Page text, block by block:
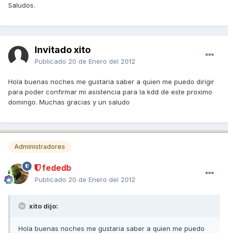
Saludos.
Invitado xito
Publicado 20 de Enero del 2012
Hola buenas noches me gustaria saber a quien me puedo dirigir
para poder confirmar mi asistencia para la kdd de este proximo
domingo. Muchas gracias y un saludo
Administradores
fededb
Publicado 20 de Enero del 2012
xito dijo:
Hola buenas noches me gustaria saber a quien me puedo